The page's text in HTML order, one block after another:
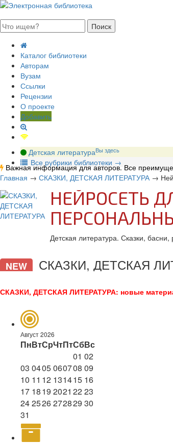
Каталог библиотеки
Авторам
Вузам
Ссылки
Рецензии
О проекте
Добавить
Детская литератураВы здесь
Все рубрики библиотеки →
Важная информация для авторов. Все
Главная → СКАЗКИ, ДЕТСКАЯ ЛИТЕРАТУРА→
НЕЙРОСЕТЬ
Детская литература. Сказки, басни,
NEW СКАЗКИ, ДЕТСКАЯ
СКАЗКИ, ДЕТСКАЯ ЛИТЕРАТУРА: новые
Август 2026
ПнВтСрЧтПтСбВс
01 02
03 0405060708 09
10 11 12 131415 16
17 1819 2021 2223
242526272829 30
31